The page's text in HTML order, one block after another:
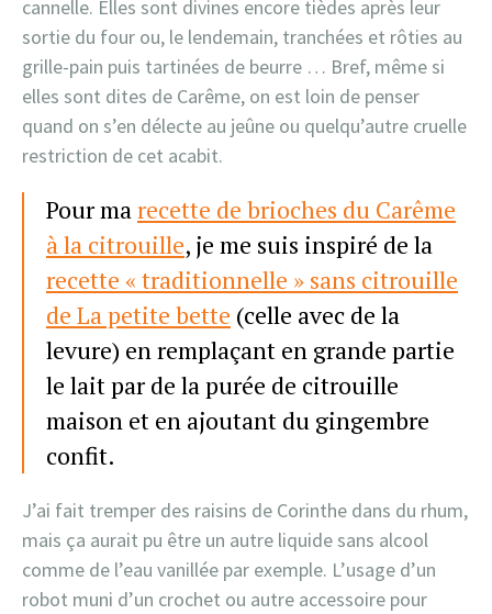
cannelle. Elles sont divines encore tièdes après leur
sortie du four ou, le lendemain, tranchées et rôties au
grille-pain puis tartinées de beurre … Bref, même si
elles sont dites de Carême, on est loin de penser
quand on s’en délecte au jeûne ou quelqu’autre cruelle
restriction de cet acabit.
Pour marecette de brioches du Carême
à la citrouille, je me suis inspiré de la
recette « traditionnelle » sans citrouille
de La petite bette (celle avec de la
levure) en remplaçant en grande partie
le lait par de la purée de citrouille
maison et en ajoutant du gingembre
confit.
J’ai fait tremper des raisins de Corinthe dans du rhum,
mais ça aurait pu être un autre liquide sans alcool
comme de l’eau vanillée par exemple. L’usage d’un
robot muni d’un crochet ou autre accessoire pour